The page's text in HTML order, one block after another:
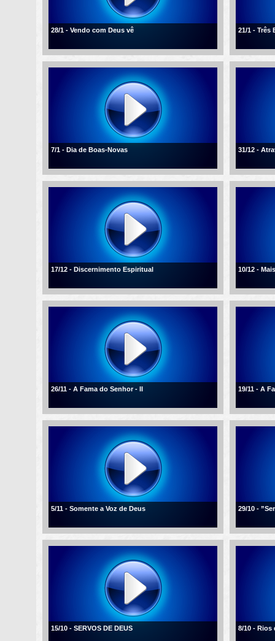
28/1 - Vendo com Deus vê 21/1 - Três
7/1 - Dia de Boas-Novas 31/12 -
17/12 - Discernimento Espiritual 10/12 -
26/11 - A Fama do Senhor - II 19/11 - A
5/11 - Somente a Voz de Deus 29/10 -
15/10 - SERVOS DE DEUS 8/10 - Rios